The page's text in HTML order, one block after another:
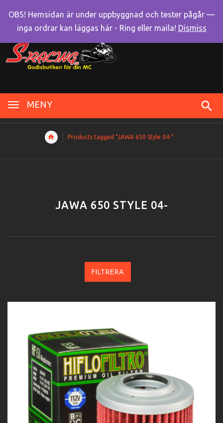
MENY
Products tagged “JAWA 650 Style 04-”
JAWA 650 STYLE 04-
FILTRERA
OBS! Hemsidan är under uppbyggnad och tester pågår —
inga ordrar kan läggas här - Ring eller maila! Dismiss